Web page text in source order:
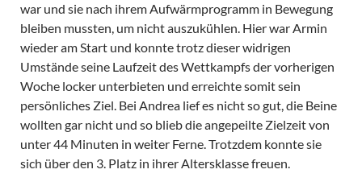
war und sie nach ihrem Aufwärmprogramm in Bewegung
bleiben mussten, um nicht auszukühlen. Hier war Armin
wieder am Start und konnte trotz dieser widrigen
Umstände seine Laufzeit des Wettkampfs der vorherigen
Woche locker unterbieten und erreichte somit sein
persönliches Ziel. Bei Andrea lief es nicht so gut, die Beine
wollten gar nicht und so blieb die angepeilte Zielzeit von
unter 44 Minuten in weiter Ferne. Trotzdem konnte sie
sich über den 3. Platz in ihrer Altersklasse freuen.